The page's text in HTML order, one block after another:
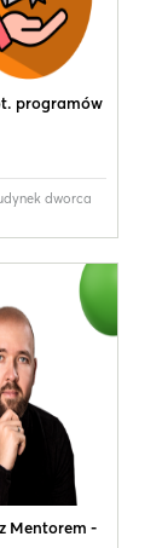
programów
DIP
dworca
Mentorem -